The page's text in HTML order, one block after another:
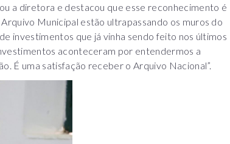
a diretora e destacou que esse reconhecimento é
Municipal estão ultrapassando os muros do
investimentos que já vinha sendo feito nos últimos
aconteceram por entendermos a
É uma satisfação receber o Arquivo Nacional”.